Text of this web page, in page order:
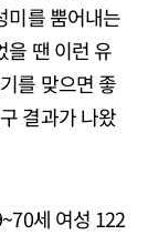
미를 뿜어내는
을 땐 이런 유
를 맞으면 좋
결과가 나왔
세 여성 122